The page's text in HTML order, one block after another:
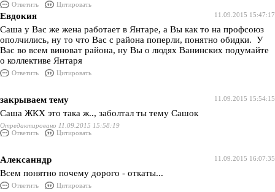
Ответить
Цитировать
11.09.2015 15:47:17
Евдокия
Саша у Вас же жена работает в Янтаре, а Вы как то на профсоюз
ополчились, ну то что Вас с района поперли, понятно обидки. У
Вас во всем виноват района, ну Вы о людях Ванинских подумайте
о коллективе Янтаря
Ответить Цитировать
11.09.2015 15:54:15
закрываем тему
Саша ЖКХ это така ж.., заболтал ты тему Сашок
Отредактировано 11.09.2015 15:58:19
Ответить
Цитировать
11.09.2015 16:07:35
Алексанндр
Всем понятно почему дорого - откаты...
Ответить Цитировать